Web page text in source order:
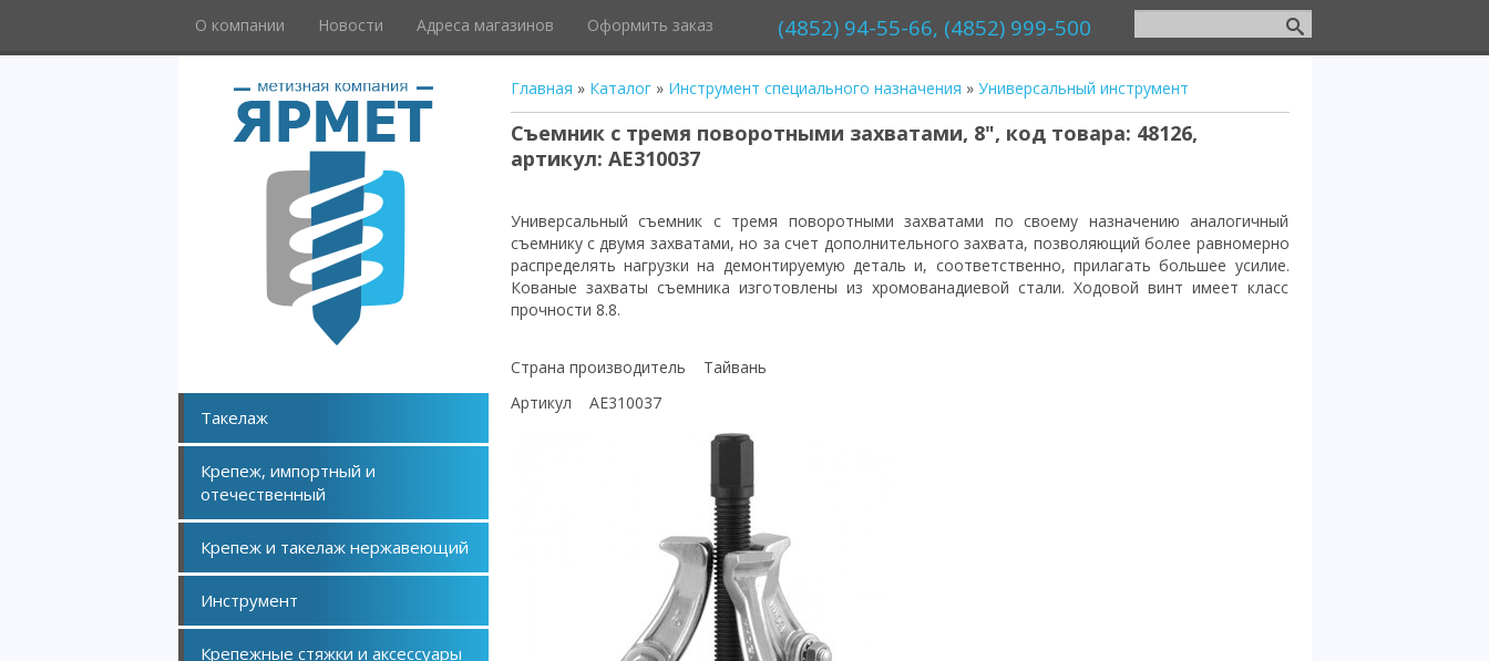
О компании Новости Адреса магазинов Оформить заказ (4852) 94-55-66, (4852) 999-500
Главная » Каталог» Инструмент специального назначения » Универсальный инструмент
Съемник с тремя поворотными захватами, 8", код товара: 48126,
артикул: AE310037
Универсальный съемник с тремя поворотными захватами по своему назначению аналогичный
съемнику с двумя захватами, но за счет дополнительного захвата, позволяющий более равномерно
распределять нагрузки на демонтируемую деталь и, соответственно, прилагать большее усилие.
Кованые захваты съемника изготовлены из хромованадиевой стали. Ходовой винт имеет класс
прочности 8.8.
Страна производитель Тайвань
Артикул AE310037
Такелаж
Крепеж, импортный и
отечественный
Крепеж и такелаж нержавеющий
Инструмент
Крепежные стяжки и аксессуары